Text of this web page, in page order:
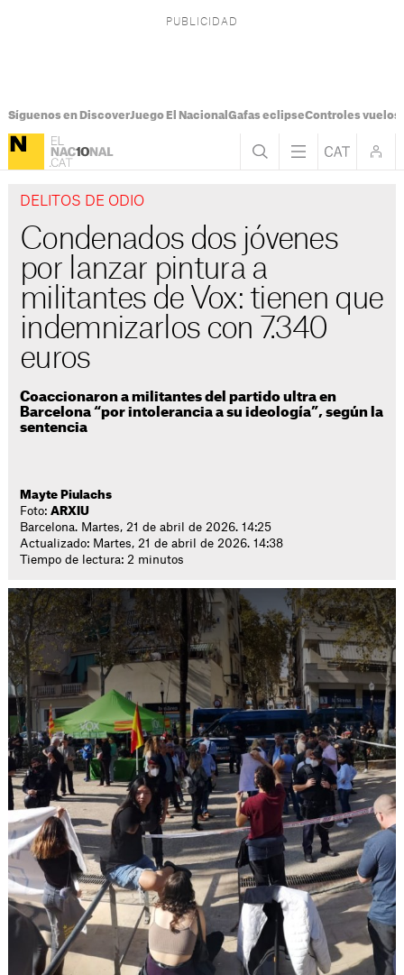
Síguenos en DiscoverJuego El Nacional Gafas eclipseControles vuelos
DELITOS DE ODIO
Condenados dos jóvenes
por lanzar pintura a
militantes de Vox: tienen que
indemnizarlos con 7.340
euros
Coaccionaron a militantes del partido ultra en
Barcelona “por intolerancia a su ideología”, según la
sentencia
Mayte Piulachs
Foto:ARXIU
Barcelona. Martes, 21 de abril de 2026. 14:25
Actualizado: Martes, 21 de abril de 2026. 14:38
Tiempo de lectura: 2 minutos